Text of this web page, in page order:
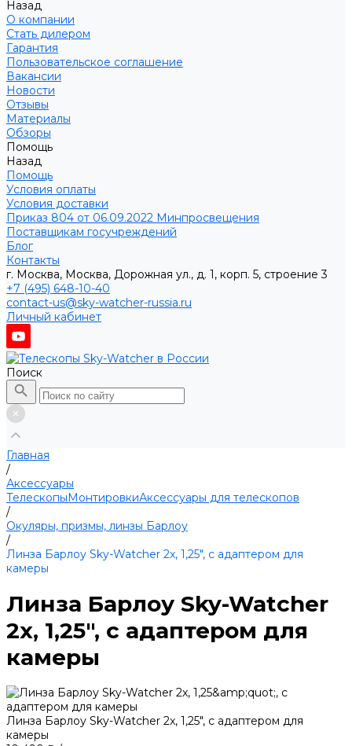
Назад
О компании
Стать дилером
Гарантия
Пользовательское соглашение
Вакансии
Новости
Отзывы
Материалы
Обзоры
Помощь
Назад
Помощь
Условия оплаты
Условия доставки
Приказ 804 от 06.09.2022 Минпросвещения
Поставщикам госучреждений
Блог
Контакты
г. Москва, Москва, Дорожная ул., д. 1, корп. 5, строение 3
+7 (495) 648-10-40
contact-us@sky-watcher-russia.ru
Личный кабинет
Поиск
Главная
/
Аксессуары
ТелескопыМонтировкиАксессуары для телескопов
/
Окуляры, призмы, линзы Барлоу
/
Линза Барлоу Sky-Watcher 2x, 1,25", с адаптером для
камеры
Линза Барлоу Sky-Watcher
2x, 1,25", с адаптером для
камеры
Линза Барлоу Sky-Watcher 2x, 1,25", с адаптером для
камеры